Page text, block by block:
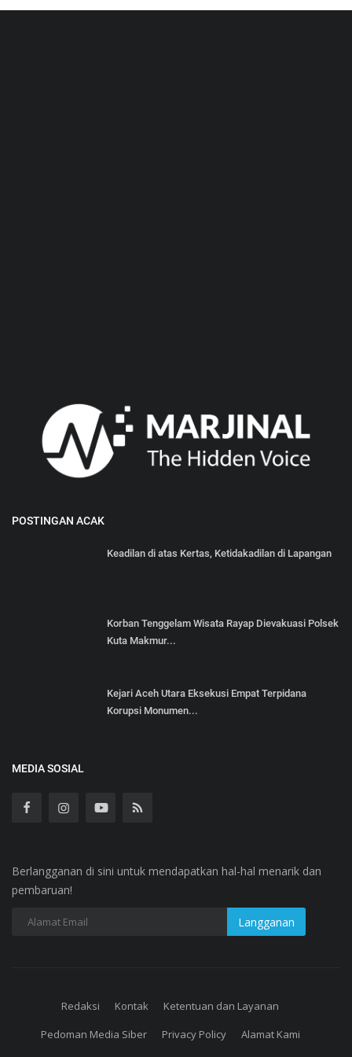
POSTINGAN ACAK
Keadilan di atas Kertas, Ketidakadilan di Lapangan
Korban Tenggelam Wisata Rayap Dievakuasi Polsek
Kuta Makmur...
Kejari Aceh Utara Eksekusi Empat Terpidana
Korupsi Monumen...
MEDIA SOSIAL
Berlangganan di sini untuk mendapatkan hal-hal menarik dan
pembaruan!
Redaksi Kontak
Ketentuan dan Layanan
Pedoman Media Siber
Privacy Policy
Alamat Kami